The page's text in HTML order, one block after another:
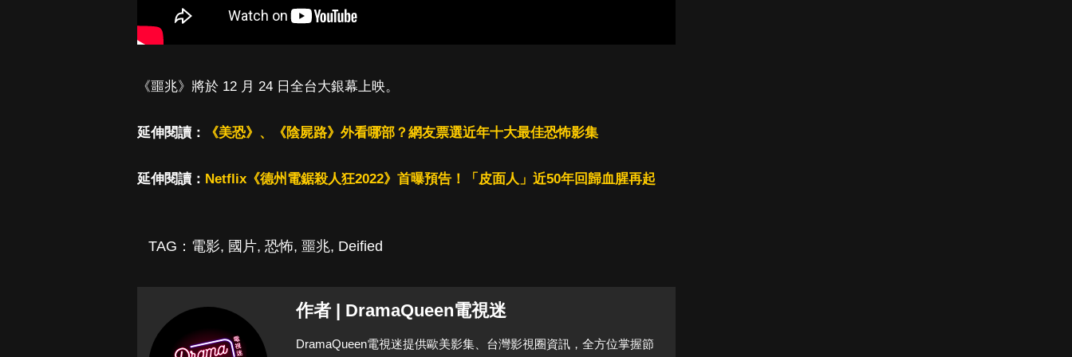
《噩兆》將於 12 月 24 日全台大銀幕上映。
延伸閱讀： 《美恐》、《陰屍路》外看哪部？網友票選近年十大最佳恐怖影集
延伸閱讀： Netflix《德州電鋸殺人狂2022》首曝預告！「皮面人」近50年回歸血腥再起
TAG： 電影, 國片, 恐怖, 噩兆, Deified
作者 | DramaQueen電視迷
DramaQueen電視迷提供歐美影集、台灣影視圈資訊，全方位掌握節